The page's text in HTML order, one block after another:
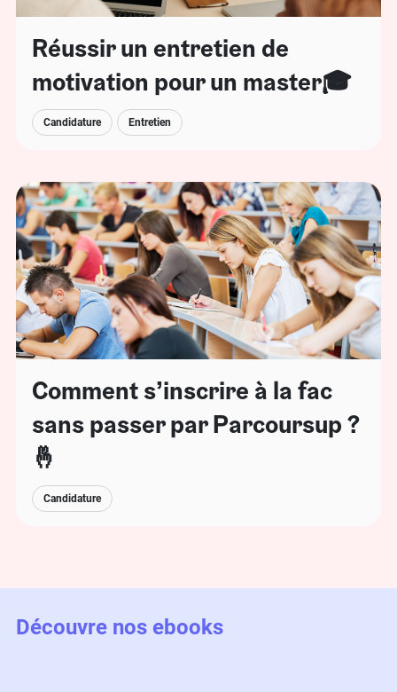
Réussir un entretien de
motivation pour un master🎓
Candidature Entretien
Comment s’inscrire à la fac
sans passer par Parcoursup ?
🤞
Candidature
Découvre nos ebooks